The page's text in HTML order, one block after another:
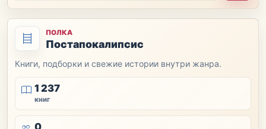
ПОЛКА
Постапокалипсис
Книги, подборки и свежие истории внутри жанра.
1 237
книг
0